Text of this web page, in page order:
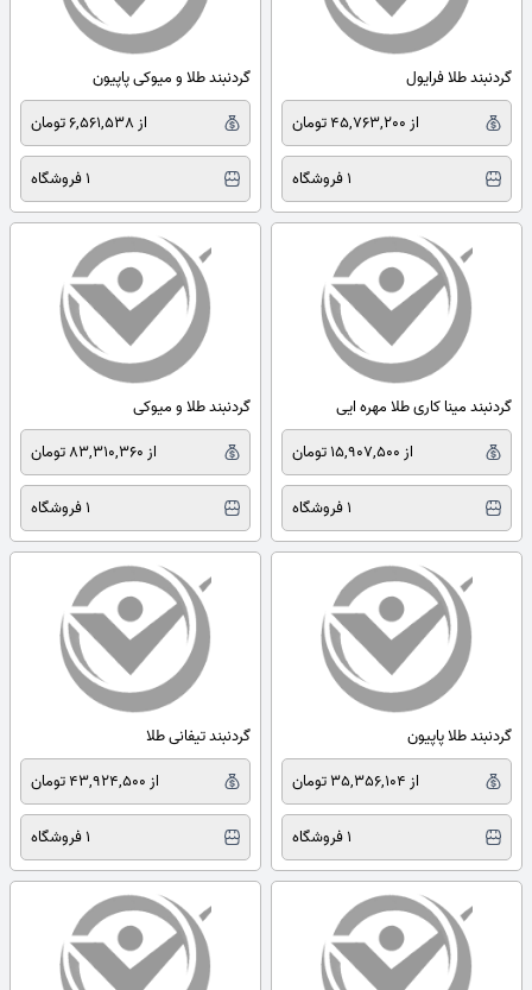
گردنبند طلا فرایول
از 45,763,200 تومان
1 فروشگاه
گردنبند طلا و میوکی پاپیون
از 6,561,538 تومان
1 فروشگاه
گردنبند مینا کاری طلا مهره ایی
از 15,907,500 تومان
1 فروشگاه
گردنبند طلا و میوکی
از 83,310,360 تومان
1 فروشگاه
گردنبند طلا پاپیون
از 35,356,104 تومان
1 فروشگاه
گردنبند تیفانی طلا
از 43,924,500 تومان
1 فروشگاه